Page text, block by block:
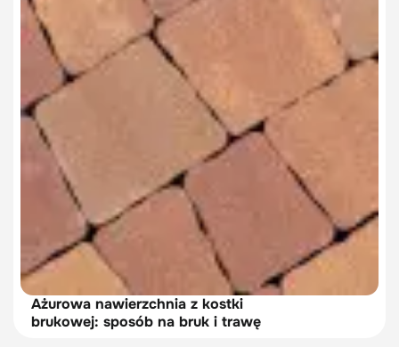
Ażurowa nawierzchnia z kostki
brukowej: sposób na bruk i trawę